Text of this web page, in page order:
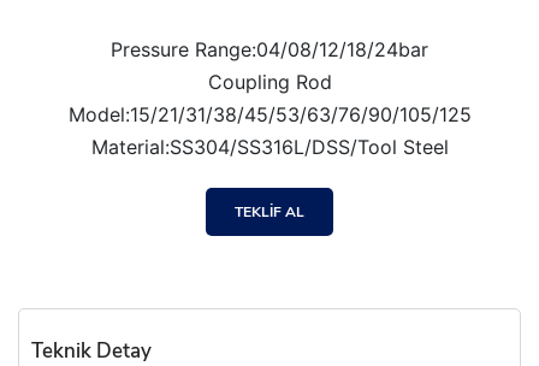
Pressure Range:04/08/12/18/24bar
Coupling Rod
Model:15/21/31/38/45/53/63/76/90/105/125
Material:SS304/SS316L/DSS/Tool Steel
TEKLİF AL
Teknik Detay